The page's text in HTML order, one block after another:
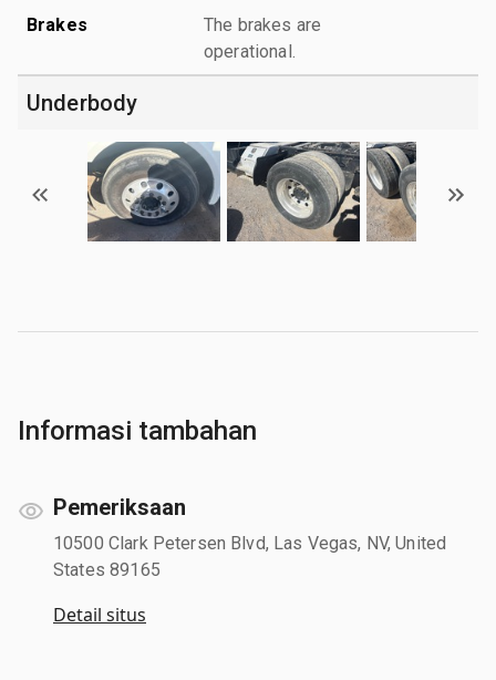
Brakes
The brakes are
operational.
Underbody
Informasi tambahan
Pemeriksaan
10500 Clark Petersen Blvd, Las Vegas, NV, United
States 89165
Detail situs